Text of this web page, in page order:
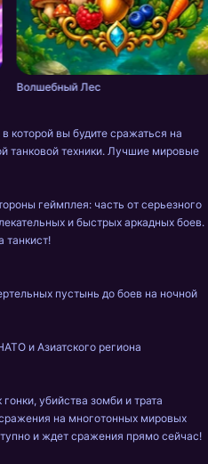
Волшебный Лес
которой вы будите сражаться на
танковой техники. Лучшие мировые
геймплея: часть от серьезного
и быстрых аркадных боев.
танкист!
пустынь до боев на ночной
и Азиатского региона
убийства зомби и трата
на многотонных мировых
и ждет сражения прямо сейчас!